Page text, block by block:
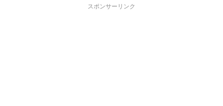
スポンサーリンク